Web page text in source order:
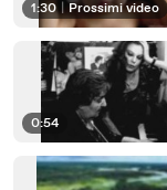
1:30 Prossimi video
0:54